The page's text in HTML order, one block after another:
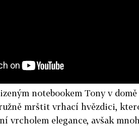
notebookem Tony v
mrštit vrhací hvězdici,
vrcholem elegance, avšak